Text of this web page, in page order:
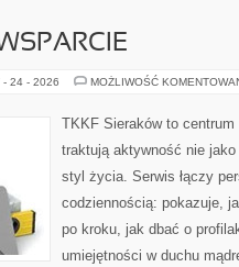
- 24 - 2026 MOŻLIWOŚĆ
TKKF Sieraków to
traktują aktywność nie
styl życia. Serwis łączy
codziennością: pokazuje,
po kroku, jak dbać o
umiejętności w duchu